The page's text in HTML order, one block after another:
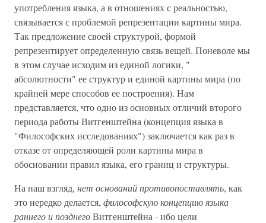
употребления языка, а в отношениях с реальностью,
связывается с проблемой репрезентации картины мира.
Так предложение своей структурой, формой
репрезентирует определенную связь вещей. Поневоле мы
в этом случае исходим из единой логики, "
абсолютности" ее структур и единой картины мира (по
крайней мере способов ее построения). Нам
представляется, что одно из основных отличий второго
периода работы Витгенштейна (концепция языка в
"Философских исследованиях") заключается как раз в
отказе от определяющей роли картины мира в
обосновании правил языка, его границ и структуры.
На наш взгляд, нет оснований противопоставлять, как
это нередко делается, философскую концепцию языка
раннего и позднегоВитгенштейна - ибо цели